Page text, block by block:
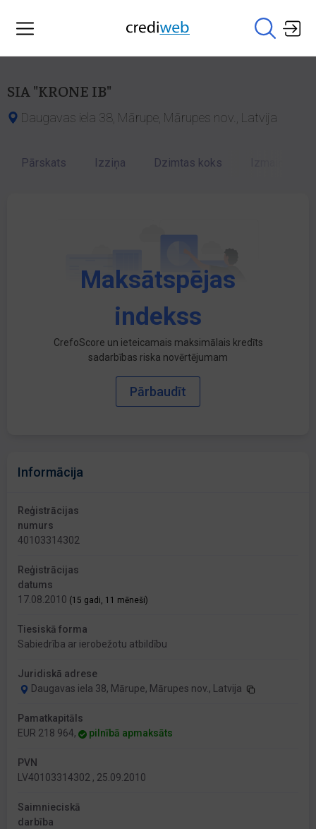
SIA "KRONE IB"
Daugavas iela 38, Mārupe, Mārupes nov., Latvija
Pārskats Izziņa Dzimtas koks
Maksātspējas
indekss
CrefoScore un ieteicamais maksimālais kredīts
sadarbības riska novērtējumam
Pārbaudīt
Informācija
Reģistrācijas
numurs
40103314302
Reģistrācijas
datums
17.08.2010 (15 gadi, 11 mēneši)
Tiesiskā forma
Sabiedrība ar ierobežotu atbildību
Juridiskā adrese
Daugavas iela 38, Mārupe, Mārupes nov., Latvija
Pamatkapitāls
EUR 218 964,
pilnībā apmaksāts
PVN
LV40103314302 , 25.09.2010
Saimnieciskā
darbība